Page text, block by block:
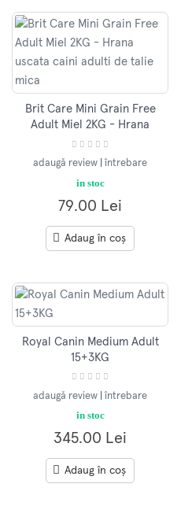
Brit Care Mini Grain Free
Adult Miel 2KG - Hrana
uscata caini adulti de talie
mica
adaugă review întrebare
in stoc
79.00 Lei
Adaug în coș
Royal Canin Medium Adult
15+3KG
adaugă review întrebare
in stoc
345.00 Lei
Adaug în coș